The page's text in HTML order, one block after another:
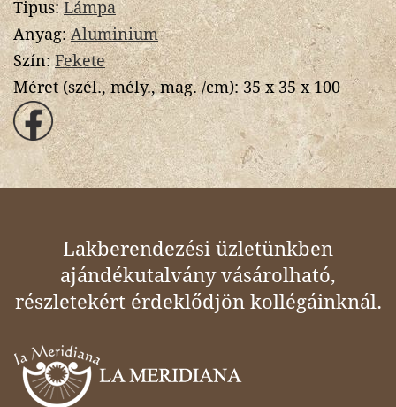
Tipus:Lámpa
Anyag:Aluminium
Szín:Fekete
Méret (szél., mély., mag. /cm):35 x 35 x 100
Lakberendezési üzletünkben
ajándékutalvány vásárolható,
részletekért érdeklődjön kollégáinknál.